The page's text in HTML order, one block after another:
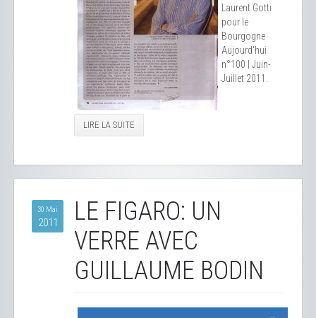
Laurent Gotti
pour le
Bourgogne
Aujourd'hui
n°100 | Juin-
Juillet 2011.
LIRE LA SUITE
30 Mai
2011
LE FIGARO: UN
VERRE AVEC
GUILLAUME BODIN